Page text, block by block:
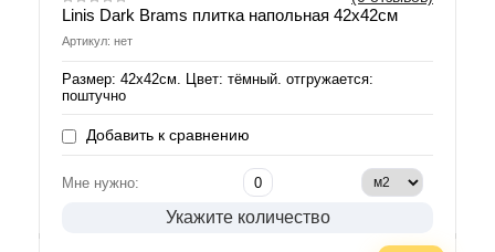
Linis Dark Brams плитка напольная 42х42см
Артикул: нет
Размер: 42х42см. Цвет: тёмный. отгружается:
поштучно
Добавить к сравнению
Мне нужно:
Укажите количество